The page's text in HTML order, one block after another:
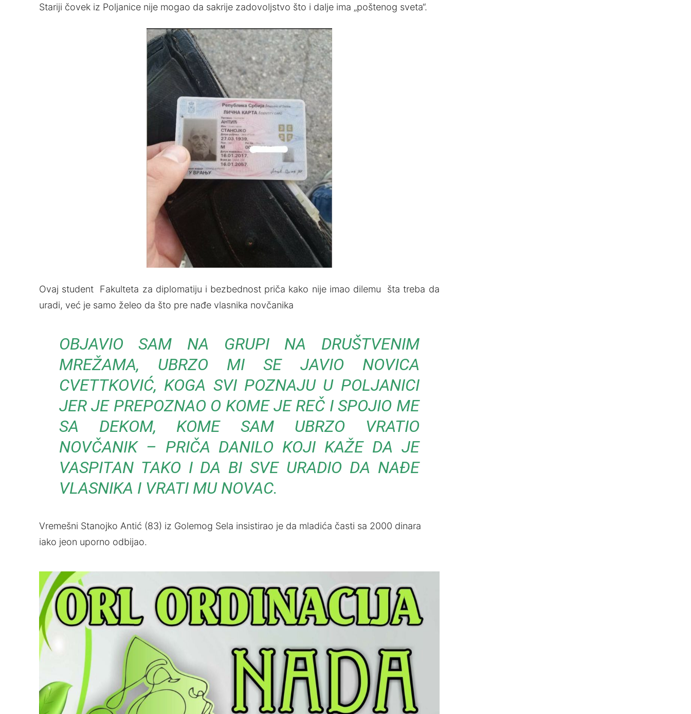
Stariji čovek iz Poljanice nije mogao da sakrije zadovoljstvo što i dalje ima „poštenog sveta“.
Ovaj student Fakulteta za diplomatiju i bezbednost priča kako nije imao dilemu šta treba da
uradi, već je samo želeo da što pre nađe vlasnika novčanika
OBJAVIO SAM NA GRUPI NA DRUŠTVENIM
MREŽAMA, UBRZO MI SE JAVIO NOVICA
CVETTKOVIĆ, KOGA SVI POZNAJU U POLJANICI
JER JE PREPOZNAO O KOME JE REČ I SPOJIO ME
SA DEKOM, KOME SAM UBRZO VRATIO
NOVČANIK – PRIČA DANILO KOJI KAŽE DA JE
VASPITAN TAKO I DA BI SVE URADIO DA NAĐE
VLASNIKA I VRATI MU NOVAC.
Vremešni Stanojko Antić (83) iz Golemog Sela insistirao je da mladića časti sa 2000 dinara
iako jeon uporno odbijao.